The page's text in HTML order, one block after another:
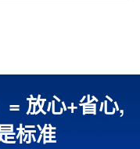
= 放心+省心,
标准